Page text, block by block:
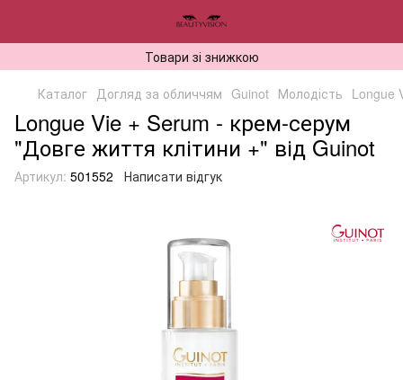
Товари зі знижкою
Каталог Догляд за обличчям Guinot Молодість Longue
Longue Vie + Serum - крем-серум
"Довге життя клітини +" від Guinot
Артикул: 501552 Написати відгук